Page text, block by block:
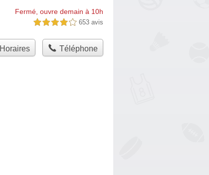
Fermé, ouvre demain à 10h
4,0 étoiles sur 5 653 avis
Horaires Téléphone